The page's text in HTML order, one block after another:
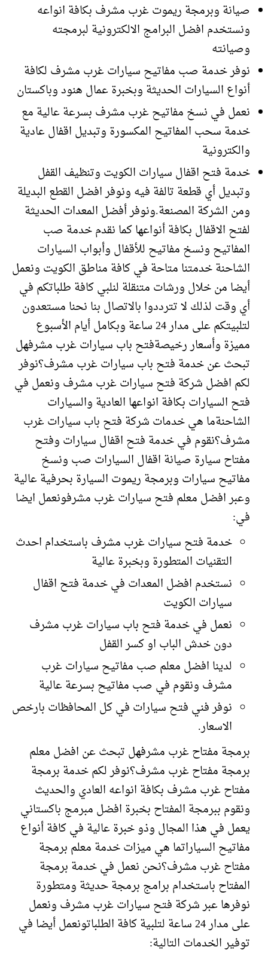
صيانة وبرمجة ريموت غرب مشرف بكافة انواعه
ونستخدم افضل البرامج الالكترونية لبرمجته
وصيانته
نوفر خدمة صب مفاتيح سيارات غرب مشرف لكافة
أنواع السيارات الحديثة وبخبرة عمال هنود وباكستان
نعمل في نسخ مفاتيح غرب مشرف بسرعة عالية مع
خدمة سحب المفاتيح المكسورة وتبديل اقفال عادية
والكترونية
خدمة فتح اقفال سيارات الكويت وتنظيف القفل
وتبديل أي قطعة تالفة فيه ونوفر افضل القطع البديلة
ومن الشركة المصنعة.ونوفر أفضل المعدات الحديثة
لفتح الاقفال بكافة أنواعها كما نقدم خدمة صب
المفاتيح ونسخ مفاتيح للأقفال وأبواب السيارات
الشاحنة خدمتنا متاحة في كافة مناطق الكويت ونعمل
أيضا من خلال ورشات متنقلة لنلبي كافة طلباتكم في
أي وقت لذلك لا تترددوا بالاتصال بنا نحنا مستعدون
لتلبيتكم على مدار 24 ساعة وبكامل أيام الأسبوع
مميزة وأسعار رخيصةفتح باب سيارات غرب مشرفهل
تبحث عن خدمة فتح باب سيارات غرب مشرف؟نوفر
لكم افضل شركة فتح سيارات غرب مشرف ونعمل في
فتح السيارات بكافة انواعها العادية والسيارات
الشاحنةما هي خدمات شركة فتح باب سيارات غرب
مشرف؟نقوم في خدمة فتح اقفال سيارات وفتح
مفتاح سيارة صيانة اقفال السيارات صب ونسخ
مفاتيح سيارات وبرمجة ريموت السيارة بحرفية عالية
وعبر افضل معلم فتح سيارات غرب مشرفونعمل ايضا
في:
خدمة فتح سيارات غرب مشرف باستخدام احدث
التقنيات المتطورة وبخبرة عالية
نستخدم افضل المعدات في خدمة فتح اقفال
سيارات الكويت
نعمل في خدمة فتح باب سيارات غرب مشرف
دون خدش الباب او كسر القفل
لدينا افضل معلم صب مفاتيح سيارات غرب
مشرف ونقوم في صب مفاتيح بسرعة عالية
نوفر فني فتح سيارات في كل المحافظات بارخص
الاسعار.
برمجة مفتاح غرب مشرفهل تبحث عن افضل معلم
برمجة مفتاح غرب مشرف؟نوفر لكم خدمة برمجة
مفتاح غرب مشرف بكافة انواعه العادي والحديث
ونقوم ببرمجة المفتاح بخبرة افضل مبرمج باكستاني
يعمل في هذا المجال وذو خبرة عالية في كافة أنواع
مفاتيح السياراتما هي ميزات خدمة معلم برمجة
مفتاح غرب مشرف؟نحن نعمل في خدمة برمجة
المفتاح باستخدام برامج برمجة حديثة ومتطورة
نوفرها عبر شركة فتح سيارات غرب مشرف ونعمل
على مدار 24 ساعة لتلبية كافة الطلباتونعمل أيضا في
توفير الخدمات التالية: